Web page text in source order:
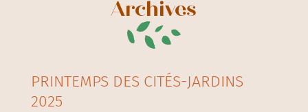
Archives
PRINTEMPS DES CITÉS-JARDINS
2025